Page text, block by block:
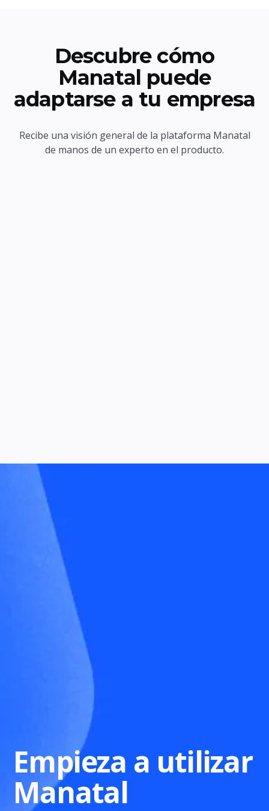
Descubre cómo
Manatal puede
adaptarse a tu empresa
Recibe una visión general de la plataforma Manatal
de manos de un experto en el producto.
Empieza a utilizar
Manatal